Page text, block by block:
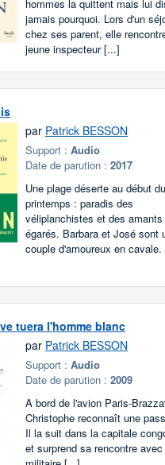
hommes la quittent mais lui
jamais pourquoi. Lors d'un
chez ses parent, elle
jeune inspecteur [...]
par Patrick BESSON
Support : Audio
Date de parution : 2017
Une plage déserte au début du
printemps : paradis des
véliplanchistes et des amants
égarés. Barbara et José sont
couple d'amoureux en cavale.
tuera l'homme blanc
par Patrick BESSON
Support : Audio
Date de parution : 2009
A bord de l'avion Paris-
Christophe reconnaît une
Il la suit dans la capitale
et surprend sa rencontre